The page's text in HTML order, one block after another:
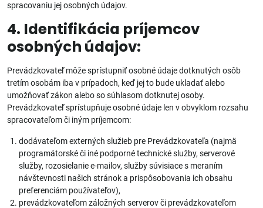
spracovaniu jej osobných údajov.
4. Identifikácia príjemcov
osobných údajov:
Prevádzkovateľ môže sprístupniť osobné údaje dotknutých osôb
tretím osobám iba v prípadoch, keď jej to bude ukladať alebo
umožňovať zákon alebo so súhlasom dotknutej osoby.
Prevádzkovateľ sprístupňuje osobné údaje len v obvyklom rozsahu
spracovateľom či iným príjemcom:
dodávateľom externých služieb pre Prevádzkovateľa (najmä
programátorské či iné podporné technické služby, serverové
služby, rozosielanie e-mailov, služby súvisiace s meraním
návštevnosti našich stránok a prispôsobovania ich obsahu
preferenciám používateľov),
prevádzkovateľom záložných serverov či prevádzkovateľom